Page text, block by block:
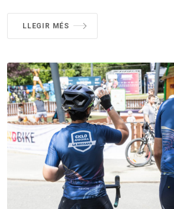
LLEGIR MÉS